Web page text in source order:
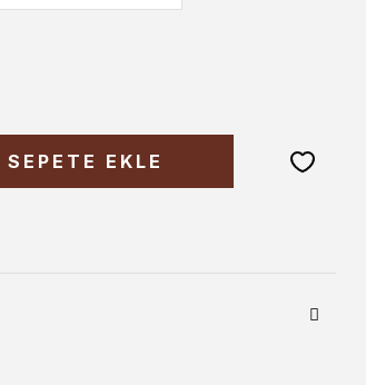
SEPETE EKLE